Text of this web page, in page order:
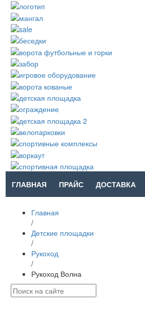
ГЛАВНАЯ ПРАЙС ДОСТАВКА
Главная
/
Детские площадки
/
Рукоход
/
Рукоход Волна